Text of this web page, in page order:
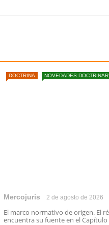
DOCTRINA NOVEDADES
Mercojuris 2 de agosto de 2026
El marco normativo de origen. El
encuentra su fuente en el Capítulo